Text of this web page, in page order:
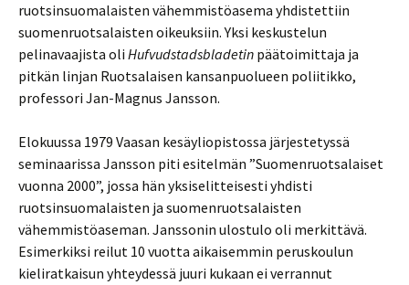
ruotsinsuomalaisten vähemmistöasema yhdistettiin
suomenruotsalaisten oikeuksiin. Yksi keskustelun
pelinavaajista oli Hufvudstadsbladetin päätoimittaja ja
pitkän linjan Ruotsalaisen kansanpuolueen poliitikko,
professori Jan-Magnus Jansson.
Elokuussa 1979 Vaasan kesäyliopistossa järjestetyssä
seminaarissa Jansson piti esitelmän ”Suomenruotsalaiset
vuonna 2000”, jossa hän yksiselitteisesti yhdisti
ruotsinsuomalaisten ja suomenruotsalaisten
vähemmistöaseman. Janssonin ulostulo oli merkittävä.
Esimerkiksi reilut 10 vuotta aikaisemmin peruskoulun
kieliratkaisun yhteydessä juuri kukaan ei verrannut